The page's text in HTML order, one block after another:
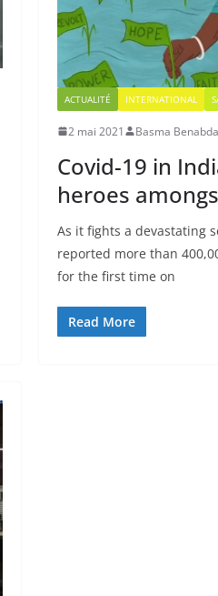
ACTUALITÉ INTERNATIONAL
2 mai 2021 Basma
Covid-19 in
heroes
As it fights a devastating
reported more than
for the first time on
Read More